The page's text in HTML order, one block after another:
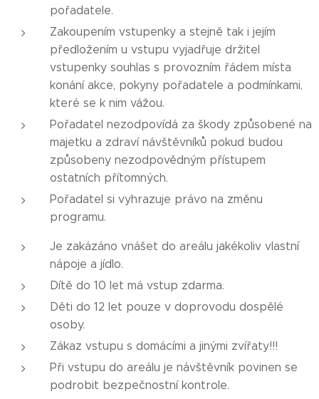
pořadatele.
Zakoupením vstupenky a stejně tak i jejím
předložením u vstupu vyjadřuje držitel
vstupenky souhlas s provozním řádem místa
konání akce, pokyny pořadatele a podmínkami,
které se k nim vážou.
Pořadatel nezodpovídá za škody způsobené na
majetku a zdraví návštěvníků pokud budou
způsobeny nezodpovědným přístupem
ostatních přítomných.
Pořadatel si vyhrazuje právo na změnu
programu.
Je zakázáno vnášet do areálu jakékoliv vlastní
nápoje a jídlo.
Dítě do 10 let má vstup zdarma.
Děti do 12 let pouze v doprovodu dospělé
osoby.
Zákaz vstupu s domácími a jinými zvířaty!!!
Při vstupu do areálu je návštěvník povinen se
podrobit bezpečnostní kontrole.